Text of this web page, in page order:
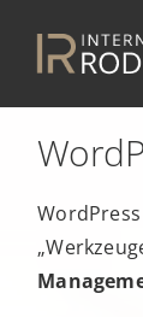
Inhalt
STARTSEITE
REFERENZEN